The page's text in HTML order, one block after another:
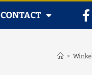
CONTACT
>